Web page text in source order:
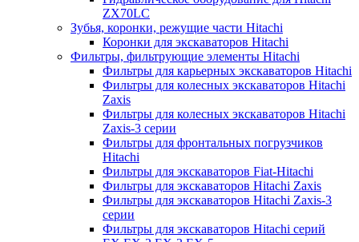
ZX70LC
Зубья, коронки, режущие части Hitachi
Коронки для экскаваторов Hitachi
Фильтры, фильтрующие элементы Hitachi
Фильтры для карьерных экскаваторов Hitachi
Фильтры для колесных экскаваторов Hitachi
Zaxis
Фильтры для колесных экскаваторов Hitachi
Zaxis-3 серии
Фильтры для фронтальных погрузчиков
Hitachi
Фильтры для экскаваторов Fiat-Hitachi
Фильтры для экскаваторов Hitachi Zaxis
Фильтры для экскаваторов Hitachi Zaxis-3
серии
Фильтры для экскаваторов Hitachi серий